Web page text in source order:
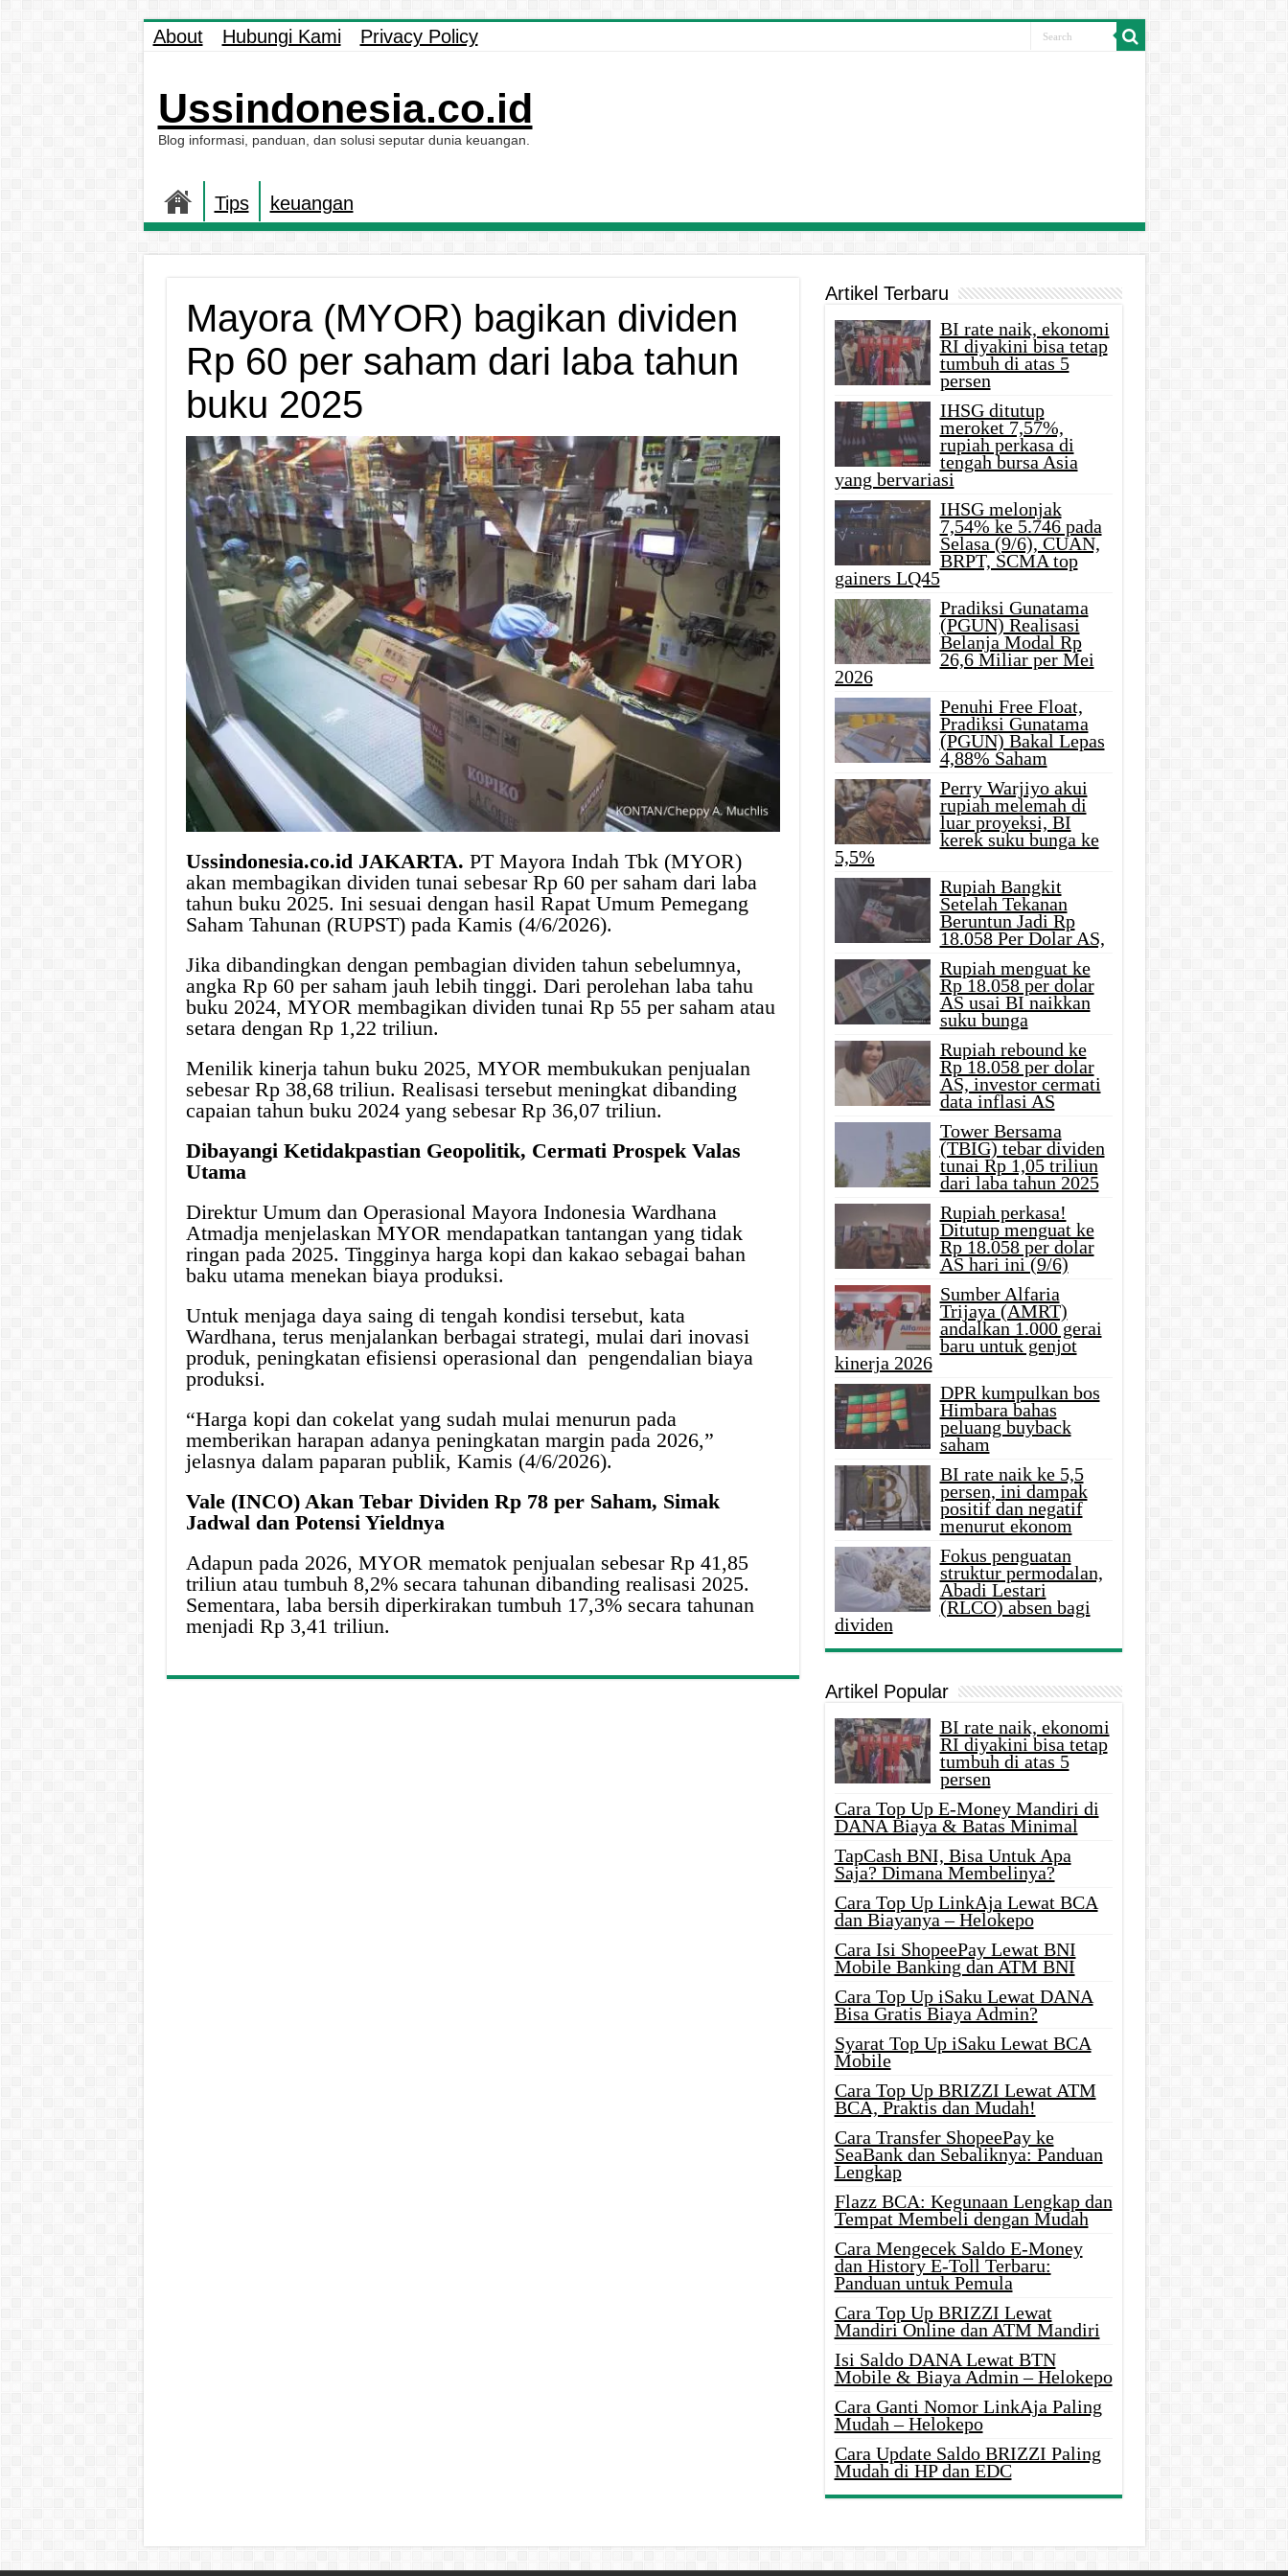
About Hubungi Kami Privacy Policy
Ussindonesia.co.id
Blog informasi, panduan, dan solusi seputar dunia keuangan.
Tips keuangan
Mayora (MYOR) bagikan dividen
Rp 60 per saham dari laba tahun
buku 2025
Ussindonesia.co.id JAKARTA. PT Mayora Indah Tbk (MYOR)
akan membagikan dividen tunai sebesar Rp 60 per saham dari laba
tahun buku 2025. Ini sesuai dengan hasil Rapat Umum Pemegang
Saham Tahunan (RUPST) pada Kamis (4/6/2026).
Jika dibandingkan dengan pembagian dividen tahun sebelumnya,
angka Rp 60 per saham jauh lebih tinggi. Dari perolehan laba tahu
buku 2024, MYOR membagikan dividen tunai Rp 55 per saham atau
setara dengan Rp 1,22 triliun.
Menilik kinerja tahun buku 2025, MYOR membukukan penjualan
sebesar Rp 38,68 triliun. Realisasi tersebut meningkat dibanding
capaian tahun buku 2024 yang sebesar Rp 36,07 triliun.
Dibayangi Ketidakpastian Geopolitik, Cermati Prospek Valas
Utama
Direktur Umum dan Operasional Mayora Indonesia Wardhana
Atmadja menjelaskan MYOR mendapatkan tantangan yang tidak
ringan pada 2025. Tingginya harga kopi dan kakao sebagai bahan
baku utama menekan biaya produksi.
Untuk menjaga daya saing di tengah kondisi tersebut, kata
Wardhana, terus menjalankan berbagai strategi, mulai dari inovasi
produk, peningkatan efisiensi operasional dan pengendalian biaya
produksi.
“Harga kopi dan cokelat yang sudah mulai menurun pada
memberikan harapan adanya peningkatan margin pada 2026,”
jelasnya dalam paparan publik, Kamis (4/6/2026).
Vale (INCO) Akan Tebar Dividen Rp 78 per Saham, Simak
Jadwal dan Potensi Yieldnya
Adapun pada 2026, MYOR mematok penjualan sebesar Rp 41,85
triliun atau tumbuh 8,2% secara tahunan dibanding realisasi 2025.
Sementara, laba bersih diperkirakan tumbuh 17,3% secara tahunan
menjadi Rp 3,41 triliun.
Artikel Terbaru
BI rate naik, ekonomi
RI diyakini bisa tetap
tumbuh di atas 5
persen
IHSG ditutup
meroket 7,57%,
rupiah perkasa di
tengah bursa Asia
yang bervariasi
IHSG melonjak
7,54% ke 5.746 pada
Selasa (9/6), CUAN,
BRPT, SCMA top
gainers LQ45
Pradiksi Gunatama
(PGUN) Realisasi
Belanja Modal Rp
26,6 Miliar per Mei
2026
Penuhi Free Float,
Pradiksi Gunatama
(PGUN) Bakal Lepas
4,88% Saham
Perry Warjiyo akui
rupiah melemah di
luar proyeksi, BI
kerek suku bunga ke
5,5%
Rupiah Bangkit
Setelah Tekanan
Beruntun Jadi Rp
18.058 Per Dolar AS,
Rupiah menguat ke
Rp 18.058 per dolar
AS usai BI naikkan
suku bunga
Rupiah rebound ke
Rp 18.058 per dolar
AS, investor cermati
data inflasi AS
Tower Bersama
(TBIG) tebar dividen
tunai Rp 1,05 triliun
dari laba tahun 2025
Rupiah perkasa!
Ditutup menguat ke
Rp 18.058 per dolar
AS hari ini (9/6)
Sumber Alfaria
Trijaya (AMRT)
andalkan 1.000 gerai
baru untuk genjot
kinerja 2026
DPR kumpulkan bos
Himbara bahas
peluang buyback
saham
BI rate naik ke 5,5
persen, ini dampak
positif dan negatif
menurut ekonom
Fokus penguatan
struktur permodalan,
Abadi Lestari
(RLCO) absen bagi
dividen
Artikel Popular
BI rate naik, ekonomi
RI diyakini bisa tetap
tumbuh di atas 5
persen
Cara Top Up E-Money Mandiri di
DANA Biaya & Batas Minimal
TapCash BNI, Bisa Untuk Apa
Saja? Dimana Membelinya?
Cara Top Up LinkAja Lewat BCA
dan Biayanya – Helokepo
Cara Isi ShopeePay Lewat BNI
Mobile Banking dan ATM BNI
Cara Top Up iSaku Lewat DANA
Bisa Gratis Biaya Admin?
Syarat Top Up iSaku Lewat BCA
Mobile
Cara Top Up BRIZZI Lewat ATM
BCA, Praktis dan Mudah!
Cara Transfer ShopeePay ke
SeaBank dan Sebaliknya: Panduan
Lengkap
Flazz BCA: Kegunaan Lengkap dan
Tempat Membeli dengan Mudah
Cara Mengecek Saldo E-Money
dan History E-Toll Terbaru:
Panduan untuk Pemula
Cara Top Up BRIZZI Lewat
Mandiri Online dan ATM Mandiri
Isi Saldo DANA Lewat BTN
Mobile & Biaya Admin – Helokepo
Cara Ganti Nomor LinkAja Paling
Mudah – Helokepo
Cara Update Saldo BRIZZI Paling
Mudah di HP dan EDC